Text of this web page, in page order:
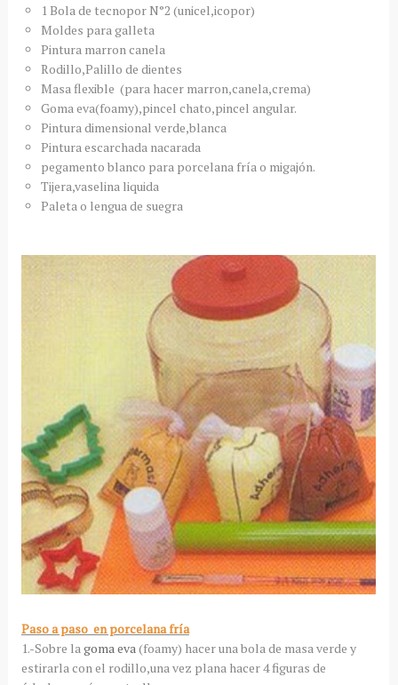
1 Bola de tecnopor N°2 (unicel,icopor)
Moldes para galleta
Pintura marron canela
Rodillo,Palillo de dientes
Masa flexible (para hacer marron,canela,crema)
Goma eva(foamy),pincel chato,pincel angular.
Pintura dimensional verde,blanca
Pintura escarchada nacarada
pegamento blanco para porcelana fría o migajón.
Tijera,vaselina liquida
Paleta o lengua de suegra
Paso a paso en porcelana fría
1.-Sobre lagoma eva(foamy) hacer una bola de masa verde y
estirarla con el rodillo,una vez plana hacer 4 figuras de